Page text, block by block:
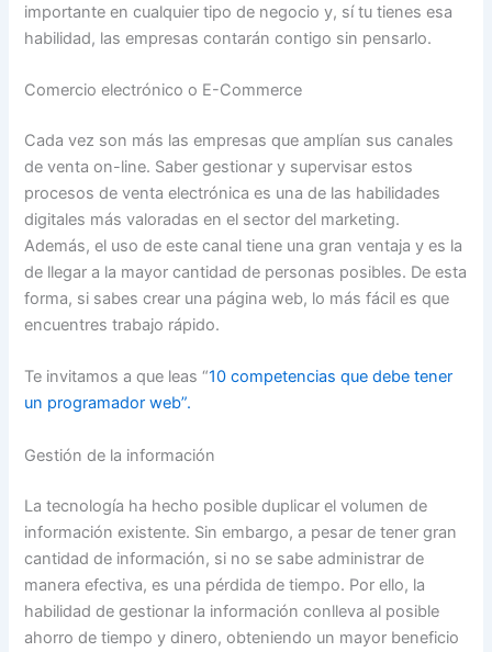
importante en cualquier tipo de negocio y, sí tu tienes esa
habilidad, las empresas contarán contigo sin pensarlo.
Comercio electrónico o E-Commerce
Cada vez son más las empresas que amplían sus canales
de venta on-line. Saber gestionar y supervisar estos
procesos de venta electrónica es una de las habilidades
digitales más valoradas en el sector del marketing.
Además, el uso de este canal tiene una gran ventaja y es la
de llegar a la mayor cantidad de personas posibles. De esta
forma, si sabes crear una página web, lo más fácil es que
encuentres trabajo rápido.
Te invitamos a que leas “10 competencias que debe tener
un programador web”.
Gestión de la información
La tecnología ha hecho posible duplicar el volumen de
información existente. Sin embargo, a pesar de tener gran
cantidad de información, si no se sabe administrar de
manera efectiva, es una pérdida de tiempo. Por ello, la
habilidad de gestionar la información conlleva al posible
ahorro de tiempo y dinero, obteniendo un mayor beneficio